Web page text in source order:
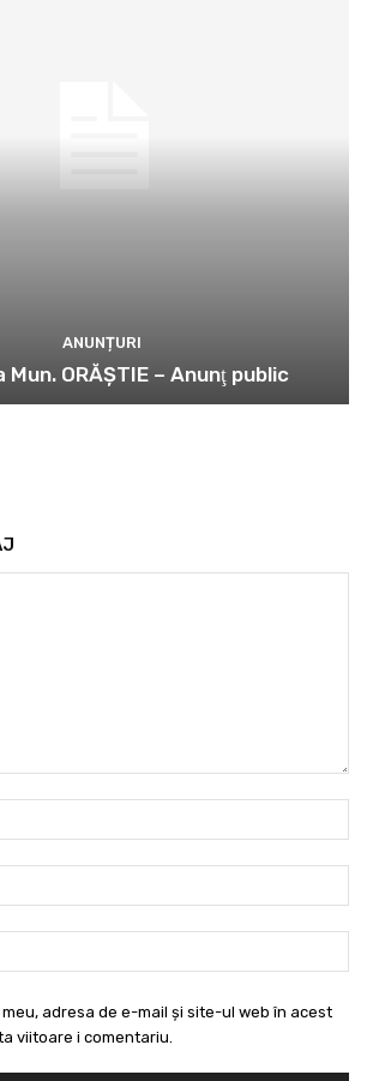
ANUNȚURI
Mun. ORĂȘTIE – Anunţ public
adresa de e-mail și site-ul web în acest
viitoare i comentariu.